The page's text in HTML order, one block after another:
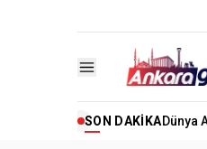
SON DAKIKADünya